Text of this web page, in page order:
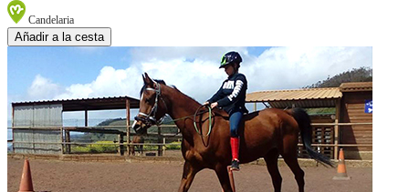
Candelaria
Añadir a la cesta